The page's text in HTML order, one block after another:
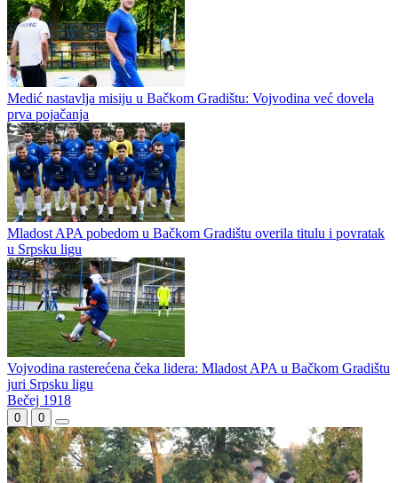
Medić nastavlja misiju u Bačkom Gradištu: Vojvodina već dovela
prva pojačanja
Mladost APA pobedom u Bačkom Gradištu overila titulu i povratak
u Srpsku ligu
Vojvodina rasterećena čeka lidera: Mladost APA u Bačkom Gradištu
juri Srpsku ligu
Bečej 1918
0 0